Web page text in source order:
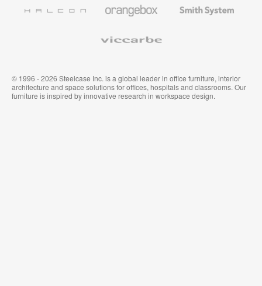
System
© 1996 - 2026 Steelcase Inc. is a global leader in office furniture, interior
architecture and space solutions for offices, hospitals and classrooms. Our
furniture is inspired by innovative research in workspace design.